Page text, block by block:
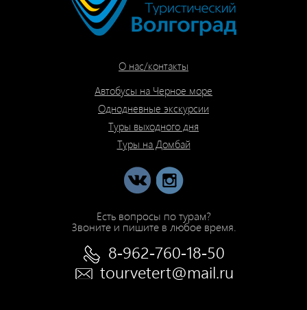
О нас/контакты
Автобусы на Черное море
Однодневные экскурсии
Туры выходного дня
Туры на Домбай
Есть вопросы по турам?
Звоните и пишите в любое время.
8-962-760-18-50
tourvetert@mail.ru